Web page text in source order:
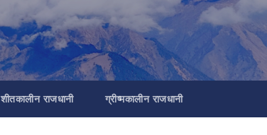
शीतकालीन राजधानी ग्रीष्मकालीन राजधानी